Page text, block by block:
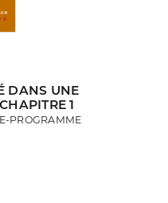
DANS UNE
1
PROGRAMME